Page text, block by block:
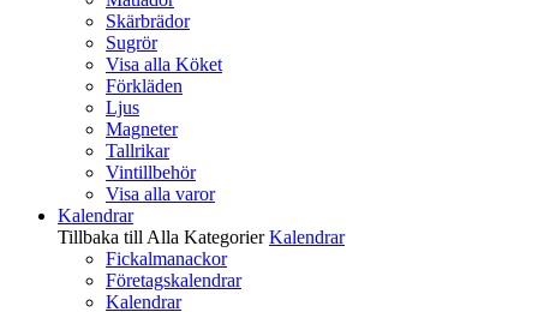
Skärbrädor
Sugrör
Visa alla Köket
Förkläden
Ljus
Magneter
Tallrikar
Vintillbehör
Visa alla varor
Kalendrar
Tillbaka till Alla Kategorier Kalendrar
Fickalmanackor
Företagskalendrar
Kalendrar